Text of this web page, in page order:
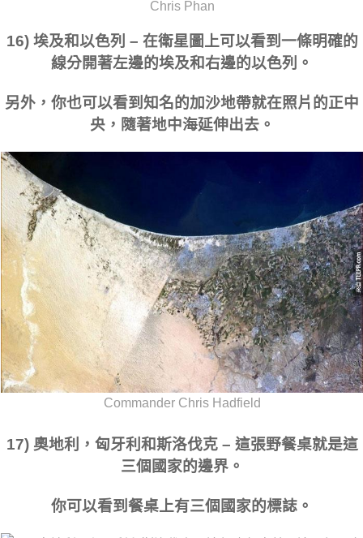
Chris Phan
16) 埃及和以色列 – 在衛星圖上可以看到一條明確的
線分開著左邊的埃及和右邊的以色列。
另外，你也可以看到知名的加沙地帶就在照片的正中
央，隨著地中海延伸出去。
Commander Chris Hadfield
17) 奧地利，匈牙利和斯洛伐克 – 這張野餐桌就是這
三個國家的邊界。
你可以看到餐桌上有三個國家的標誌。